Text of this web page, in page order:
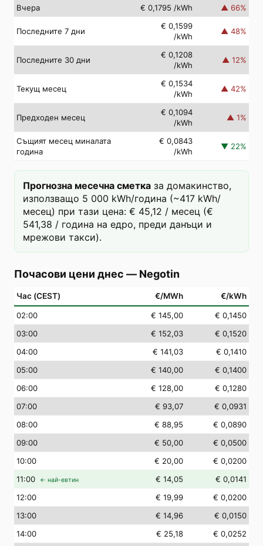
Вчера € 0,1795 /kWh ▲ 66%
Последните 7 дни
€ 0,1599
/kWh
▲ 48%
Последните 30 дни
€ 0,1208
/kWh
▲ 12%
Текущ месец
€ 0,1534
/kWh
▲ 42%
Предходен месец
€ 0,1094
/kWh
▲ 1%
Същият месец миналата
година
€ 0,0843
/kWh
▼ 22%
Прогнозна месечна сметка за домакинство,
използващо 5 000 kWh/година (~417 kWh/
месец) при тази цена: € 45,12 / месец (€
541,38 / година на едро, преди данъци и
мрежови такси).
Почасови цени днес — Negotin
Час (CEST) €/MWh €/kWh
02:00 € 145,00
€ 0,1450
03:00 € 152,03
€ 0,1520
04:00 € 141,03
€ 0,1410
05:00 € 140,00
€ 0,1400
06:00 € 128,00
€ 0,1280
07:00 € 93,07
€ 0,0931
08:00 € 88,95
€ 0,0890
09:00 € 50,00
€ 0,0500
10:00 € 20,00
€ 0,0200
11:00 ← най-евтин € 14,05
€ 0,0141
12:00 € 19,99
€ 0,0200
13:00 € 14,96
€ 0,0150
14:00 € 25,18
€ 0,0252